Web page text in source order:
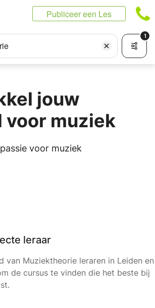
Publiceer een Les
1
jouw
voor muziek
voor muziek
leraar
van Muziektheorie leraren in Leiden en
de cursus te vinden die het beste bij